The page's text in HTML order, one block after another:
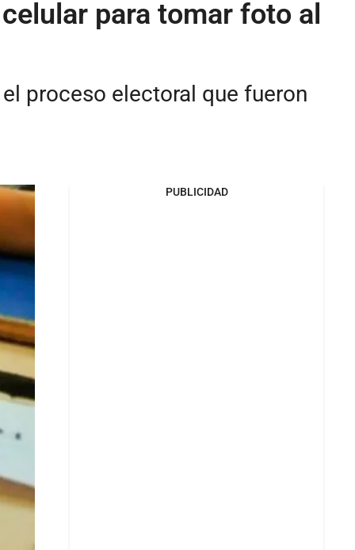
para tomar foto al
proceso electoral que fueron
PUBLICIDAD